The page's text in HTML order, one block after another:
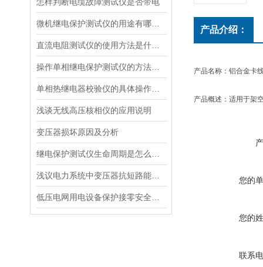
浅谈无线高压核相仪的应用说明
变压器损坏原因及分析
产品介绍：
产品名称：铝合金卡
产品概述：适用于架
您的
您的
联系